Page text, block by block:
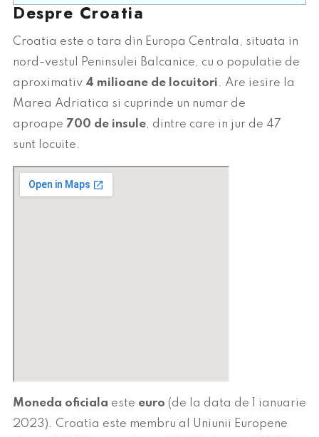
Despre Croatia
Croatia este o tara din Europa Centrala, situata in
nord-vestul Peninsulei Balcanice, cu o populatie de
aproximativ 4 milioane de locuitori. Are iesire la
Marea Adriatica si cuprinde un numar de
aproape 700 de insule, dintre care in jur de 47
sunt locuite.
Moneda oficiala este euro (de la data de 1 ianuarie
2023). Croatia este membru al Uniunii Europene